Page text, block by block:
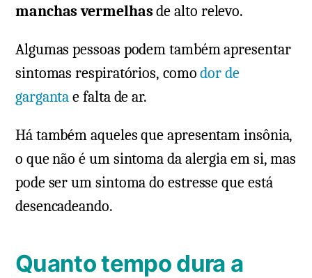
manchas vermelhasde alto relevo.
Algumas pessoas podem também apresentar
sintomas respiratórios, comodor de
gargantae falta de ar.
Há também aqueles que apresentam insônia,
o que não é um sintoma da alergia em si, mas
pode ser um sintoma do estresse que está
desencadeando.
Quanto tempo dura a